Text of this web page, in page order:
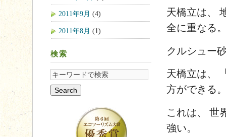
天橋立は、
全に重なる
クルシュー
天橋立は、
方ができる
これは、 世
強い。
2011年9月 (4)
2011年8月 (1)
検索